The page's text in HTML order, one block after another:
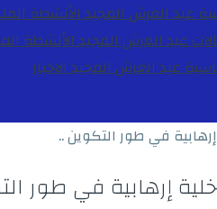
الأنشطة
عيد العرش المجيدالأنشطة
عيد العرش المجيدالاخبار
في طور التكوين ..
إرهابية في طور